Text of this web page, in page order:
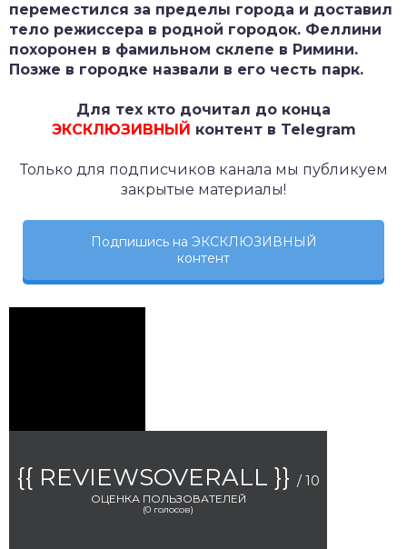
переместился за пределы города и доставил
тело режиссера в родной городок. Феллини
похоронен в фамильном склепе в Римини.
Позже в городке назвали в его честь парк.
Для тех кто дочитал до конца
ЭКСКЛЮЗИВНЫЙ контент в Telegram
Только для подписчиков канала мы публикуем
закрытые материалы!
Подпишись на ЭКСКЛЮЗИВНЫЙ
контент
{{ REVIEWSOVERALL }} / 10
ОЦЕНКА ПОЛЬЗОВАТЕЛЕЙ
(0 голосов)